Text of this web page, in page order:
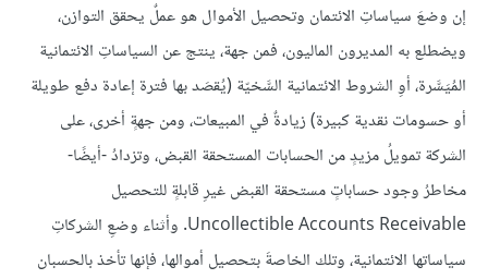
إن وضعَ سياساتِ الائتمان وتحصيل الأموال هو عملٌ يحقق التوازن،
ويضطلع به المديرون الماليون، فمن جهة، ينتج عن السياساتِ الائتمانية
المُيَسَّرة، أوِ الشروط الائتمانية السَّخيّة (يُقصَد بها فترة إعادة دفع طويلة
أو حسومات نقدية كبيرة) زيادةٌ في المبيعات، ومن جهةٍ أخرى، على
الشركة تمويلُ مزيدٍ من الحسابات المستحقة القبض، وتزدادُ -أيضًا-
مخاطرُ وجود حساباتٍ مستحقة القبض غيرِ قابلةٍ للتحصيل
Uncollectible Accounts Receivable. وأثناء وضعِ الشركاتِ
سياساتها الائتمانية، وتلك الخاصةَ بتحصيل أموالها، فإنها تأخذ بالحسبان